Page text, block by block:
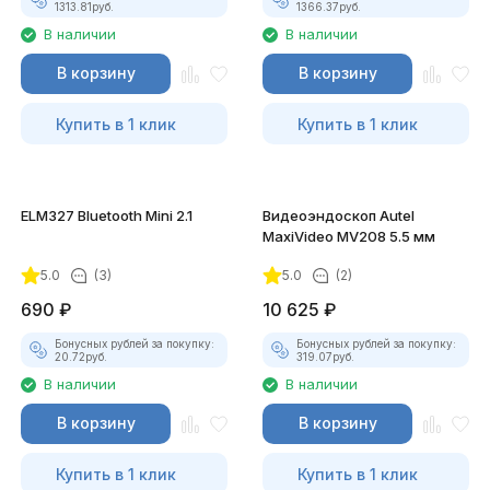
1313.81руб.
В наличии
В корзину
Купить в 1 клик
1366.37руб.
В наличии
В корзину
Купить в 1 клик
ELM327 Bluetooth Mini 2.1
5.0 (3)
690 ₽
Бонусных рублей за покупку:
20.72руб.
В наличии
В корзину
Купить в 1 клик
Видеоэндоскоп Autel
MaxiVideo MV208 5.5 мм
5.0 (2)
10 625 ₽
Бонусных рублей за покупку:
319.07руб.
В наличии
В корзину
Купить в 1 клик